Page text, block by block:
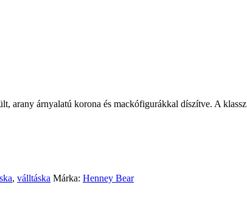
arany árnyalatú korona és mackófigurákkal díszítve. A
, válltáska Márka: Henney Bear